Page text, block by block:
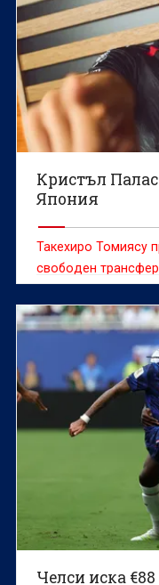
Кристъл
Япония
Такехиро Томиясу
свободен трансфер
Челси иска